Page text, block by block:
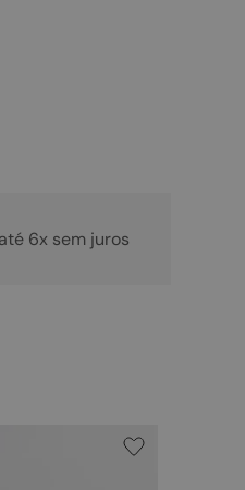
6x sem juros